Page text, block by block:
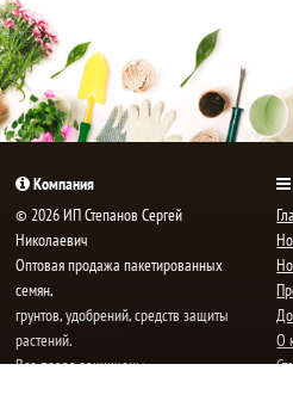
Компания
© 2026 ИП Степанов Сергей
Николаевич
Oптовая продажа пакетированных
семян,
грунтов, удобрений, средств защиты
растений.
Все права защищены.
О